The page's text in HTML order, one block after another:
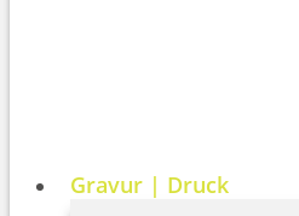
Gravur | Druck